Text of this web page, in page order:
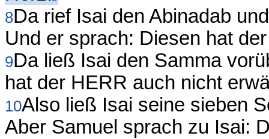
8Da rief Isai den Abinadab
Und er sprach: Diesen hat
9Da ließ Isai den Samma
hat der HERR auch nicht
10Also ließ Isai seine sieben
Aber Samuel sprach zu Isai: